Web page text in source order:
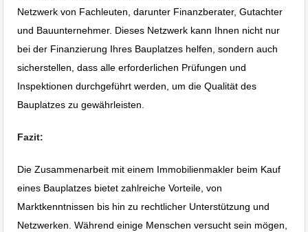
Netzwerk von Fachleuten, darunter Finanzberater, Gutachter
und Bauunternehmer. Dieses Netzwerk kann Ihnen nicht nur
bei der Finanzierung Ihres Bauplatzes helfen, sondern auch
sicherstellen, dass alle erforderlichen Prüfungen und
Inspektionen durchgeführt werden, um die Qualität des
Bauplatzes zu gewährleisten.
Fazit:
Die Zusammenarbeit mit einem Immobilienmakler beim Kauf
eines Bauplatzes bietet zahlreiche Vorteile, von
Marktkenntnissen bis hin zu rechtlicher Unterstützung und
Netzwerken. Während einige Menschen versucht sein mögen,